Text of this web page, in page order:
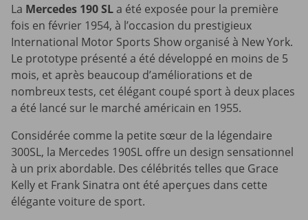
La Mercedes 190 SLa été exposée pour la première
fois en février 1954, à l’occasion du prestigieux
International Motor Sports Show organisé à New York.
Le prototype présenté a été développé en moins de 5
mois, et après beaucoup d’améliorations et de
nombreux tests, cet élégant coupé sport à deux places
a été lancé sur le marché américain en 1955.
Considérée comme la petite sœur de la légendaire
300SL, la Mercedes 190SL offre un design sensationnel
à un prix abordable. Des célébrités telles que Grace
Kelly et Frank Sinatra ont été aperçues dans cette
élégante voiture de sport.